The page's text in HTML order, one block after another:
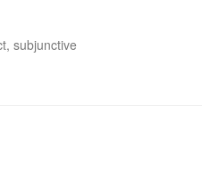
subjunctive